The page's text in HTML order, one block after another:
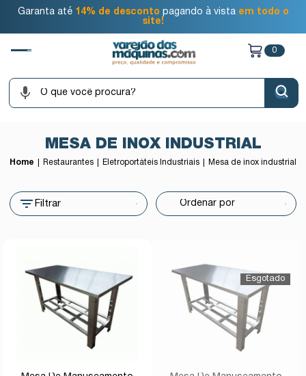
Garanta até 14% de desconto pagando à vista em todo o
site!
0
MESA DE INOX INDUSTRIAL
Home Restaurantes Eletroportáteis Industriais Mesa de inox industrial
Filtrar